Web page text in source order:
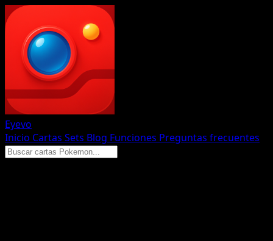
Eyevo
Inicio Cartas Sets Blog Funciones Preguntas frecuentes